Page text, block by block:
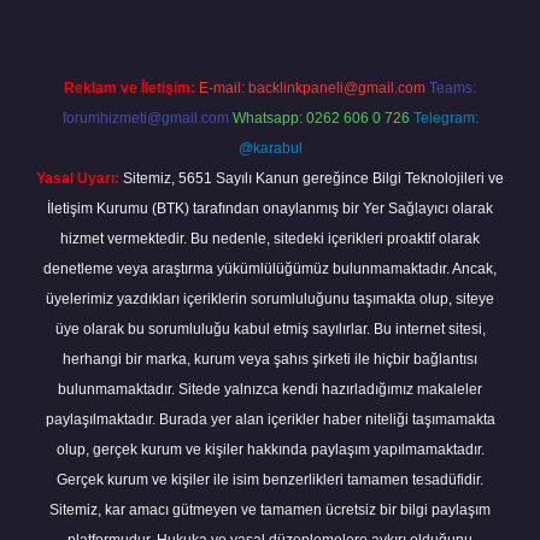
Reklam ve İletişim: E-mail: backlinkpaneli@gmail.com Teams:
forumhizmeti@gmail.com Whatsapp: 0262 606 0 726 Telegram:
@karabul
Yasal Uyarı: Sitemiz, 5651 Sayılı Kanun gereğince Bilgi Teknolojileri ve
İletişim Kurumu (BTK) tarafından onaylanmış bir Yer Sağlayıcı olarak
hizmet vermektedir. Bu nedenle, sitedeki içerikleri proaktif olarak
denetleme veya araştırma yükümlülüğümüz bulunmamaktadır. Ancak,
üyelerimiz yazdıkları içeriklerin sorumluluğunu taşımakta olup, siteye
üye olarak bu sorumluluğu kabul etmiş sayılırlar. Bu internet sitesi,
herhangi bir marka, kurum veya şahıs şirketi ile hiçbir bağlantısı
bulunmamaktadır. Sitede yalnızca kendi hazırladığımız makaleler
paylaşılmaktadır. Burada yer alan içerikler haber niteliği taşımamakta
olup, gerçek kurum ve kişiler hakkında paylaşım yapılmamaktadır.
Gerçek kurum ve kişiler ile isim benzerlikleri tamamen tesadüfidir.
Sitemiz, kar amacı gütmeyen ve tamamen ücretsiz bir bilgi paylaşım